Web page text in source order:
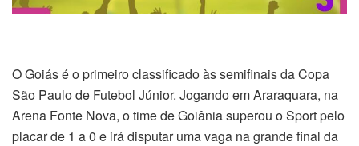
O Goiás é o primeiro classificado às semifinais da Copa
São Paulo de Futebol Júnior. Jogando em Araraquara, na
Arena Fonte Nova, o time de Goiânia superou o Sport pelo
placar de 1 a 0 e irá disputar uma vaga na grande final da